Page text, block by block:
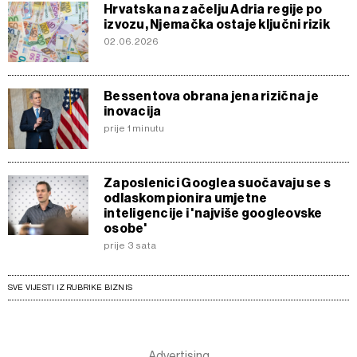
Hrvatska na začelju Adria regije po
izvozu, Njemačka ostaje ključni rizik
02.06.2026
Bessentova obrana jena rizična je
inovacija
prije 1 minutu
Zaposlenici Googlea suočavaju se s
odlaskom pionira umjetne
inteligencije i 'najviše googleovske
osobe'
prije 3 sata
SVE VIJESTI IZ RUBRIKE BIZNIS